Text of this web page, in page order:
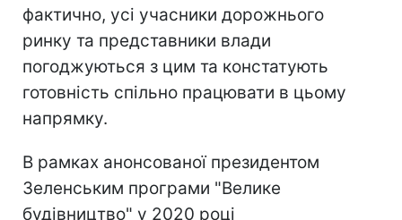
фактично, усі учасники дорожнього
ринку та представники влади
погоджуються з цим та констатують
готовність спільно працювати в цьому
напрямку.
В рамках анонсованої президентом
Зеленським програми "Велике
будівництво" у 2020 році